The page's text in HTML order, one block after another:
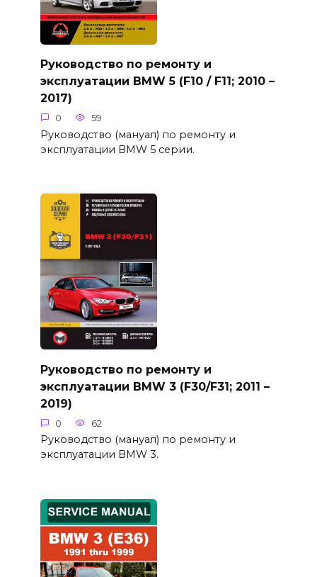
Руководство по ремонту и
эксплуатации BMW 5 (F10 / F11; 2010 –
2017)
0 59
Руководство (мануал) по ремонту и
эксплуатации BMW 5 серии.
Руководство по ремонту и
эксплуатации BMW 3 (F30/F31; 2011 –
2019)
0 62
Руководство (мануал) по ремонту и
эксплуатации BMW 3.